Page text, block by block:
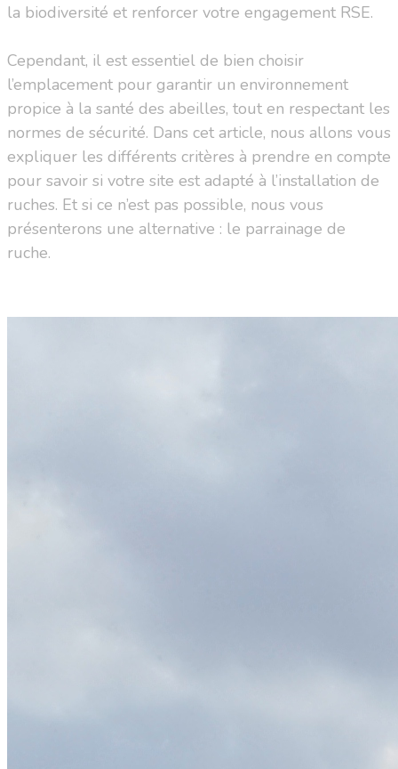
la biodiversité et renforcer votre engagement RSE.
Cependant, il est essentiel de bien choisir
l’emplacement pour garantir un environnement
propice à la santé des abeilles, tout en respectant les
normes de sécurité. Dans cet article, nous allons vous
expliquer les différents critères à prendre en compte
pour savoir si votre site est adapté à l’installation de
ruches. Et si ce n’est pas possible, nous vous
présenterons une alternative : le parrainage de
ruche.